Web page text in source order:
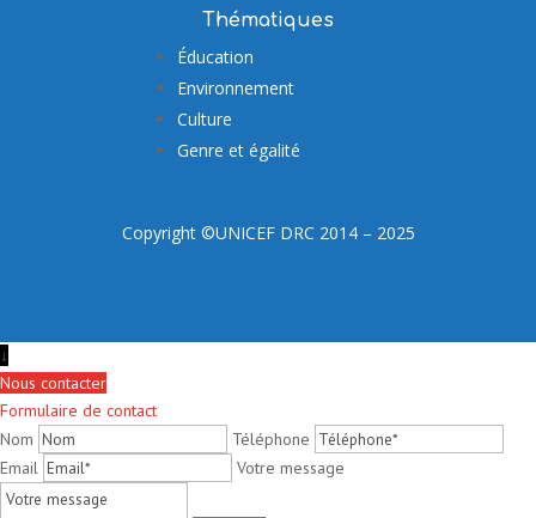
Thématiques
Éducation
Environnement
Culture
Genre et égalité
Copyright ©UNICEF DRC 2014 – 2025
↓
Nous contacter
Formulaire de contact
Nom
Téléphone
Email
Votre message